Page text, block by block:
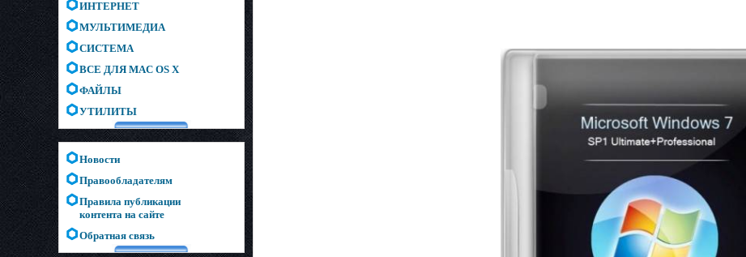
ИНТЕРНЕТ
МУЛЬТИМЕДИА
СИСТЕМА
ВСЕ ДЛЯ MAC OS X
ФАЙЛЫ
УТИЛИТЫ
Новости
Правообладателям
Правила публикации
контента на сайте
Обратная связь